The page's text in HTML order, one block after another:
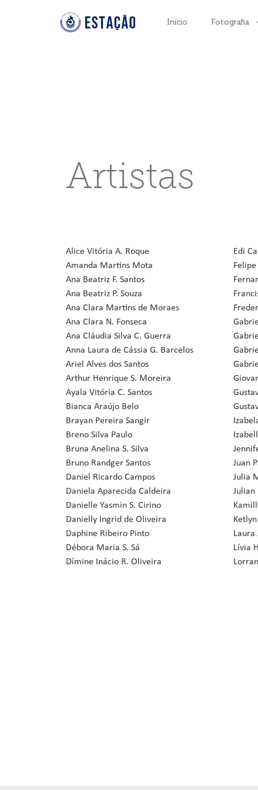
Início Fotografia
Artistas
Alice Vitória A. Roque
Amanda Martins Mota
Ana Beatriz F. Santos
Ana Beatriz P. Souza
Ana Clara Martins de Moraes
Ana Clara N. Fonseca
Ana Cláudia Silva C. Guerra
Anna Laura de Cássia G. Barcelos
Ariel Alves dos Santos
Arthur Henrique S. Moreira
Ayala Vitória C. Santos
Bianca Araújo Belo
Brayan Pereira Sangir
Breno Silva Paulo
Bruna Anelina S. Silva
Bruno Randger Santos
Daniel Ricardo Campos
Daniela Aparecida Caldeira
Danielle Yasmin S. Cirino
Danielly Ingrid de Oliveira
Daphine Ribeiro Pinto
Débora Maria S. Sá
Dímine Inácio R. Oliveira
Edi
Juan
Julia
Julian
Laura
Lívia